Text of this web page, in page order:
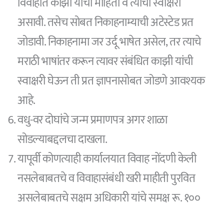
असावी. तसेच सोबत निकाहनाम्याची अटेस्टेड प्रत
जोडावी. निकाहनामा जर उर्दू भाषेत असेल, तर त्याचे
मराठी भाषांतर करून त्यावर संबंधित काझी यांची
स्वाक्षरी घेऊन ती प्रत ज्ञापनासोबत जोडणे आवश्यक
आहे.
वधु-वर दोघांचे जन्म प्रमाणपत्र अगर शाळा
सोडल्याबद्दलचा दाखला.
यापूर्वी कोणत्याही कार्यालयात विवाह नोंदणी केली
नसलेबाबतचे व विवाहासंबंधी खरी माहीती पुरवित
असलेबाबतचे सक्षम अधिकारी यांचे समक्ष रू. १००